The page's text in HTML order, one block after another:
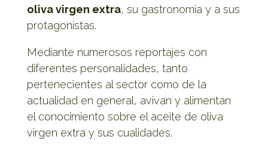
oliva virgen extra, su gastronomía y a sus
protagonistas.
Mediante numerosos reportajes con
diferentes personalidades, tanto
pertenecientes al sector como de la
actualidad en general, avivan y alimentan
el conocimiento sobre el aceite de oliva
virgen extra y sus cualidades.